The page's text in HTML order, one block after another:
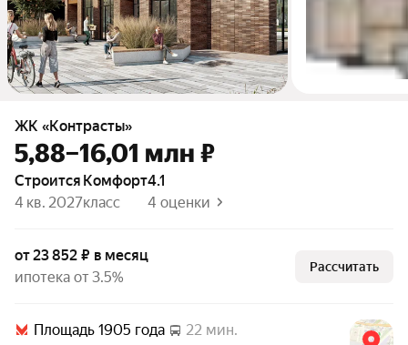
3
ЖК «Контрасты»
5,88–16,01 млн ₽
Строится
4 кв. 2027
комфорт
класс
4.1
4 оценки
от 23 852 ₽ в месяц
ипотека от 3.5%
Рассчитать
Площадь 1905 года
22 мин.